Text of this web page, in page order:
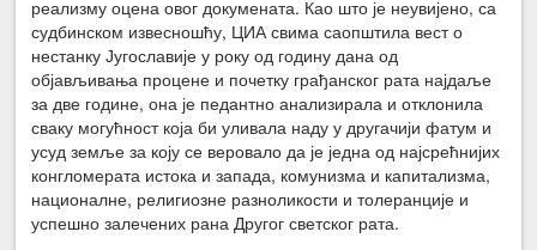
реализму оцена овог докумената. Као што је неувијено, са
судбинском извесношћу, ЦИА свима саопштила вест о
нестанку Југославије у року од годину дана од
објављивања процене и почетку грађанског рата најдаље
за две године, она је педантно анализирала и отклонила
сваку могућност која би уливала наду у другачији фатум и
усуд земље за коју се веровало да је једна од најсрећнијих
конгломерата истока и запада, комунизма и капитализма,
националне, религиозне разноликости и толеранције и
успешно залечених рана Другог светског рата.